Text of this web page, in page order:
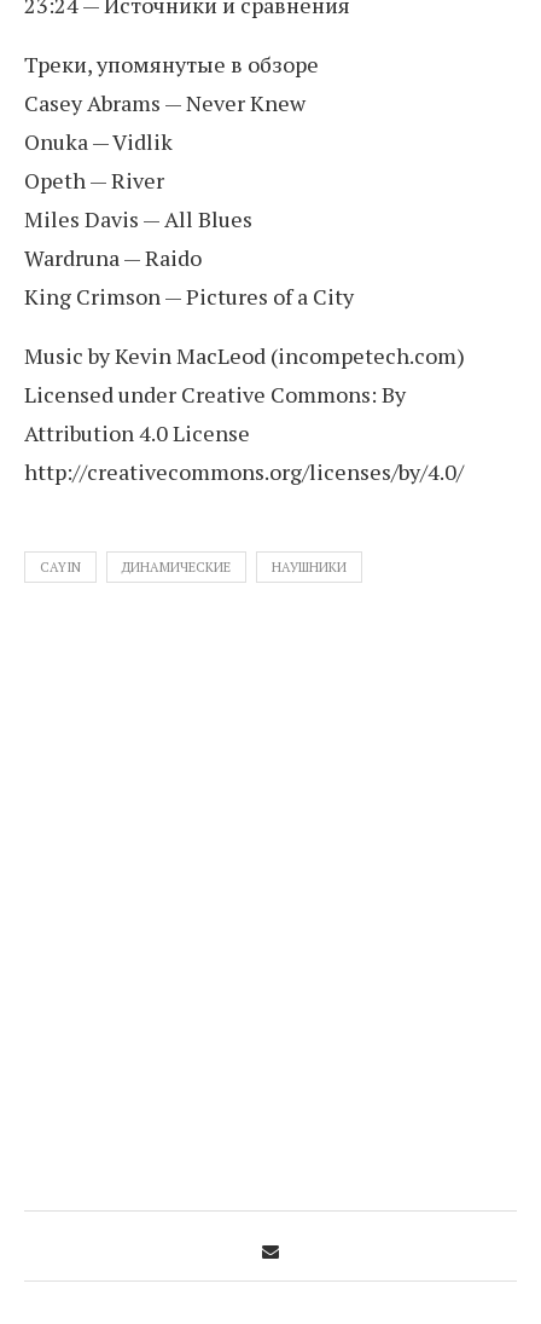
Треки, упомянутые в обзоре
Casey Abrams — Never Knew
Onuka — Vidlik
Opeth — River
Miles Davis — All Blues
Wardruna — Raido
King Crimson — Pictures of a City
Music by Kevin MacLeod (incompetech.com)
Licensed under Creative Commons: By
Attribution 4.0 License
http://creativecommons.org/licenses/by/4.0/
CAYIN ДИНАМИЧЕСКИЕ НАУШНИКИ